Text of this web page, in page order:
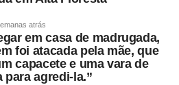
atrás
em casa de madrugada,
foi atacada pela mãe, que
capacete e uma vara de
para agredi-la.”